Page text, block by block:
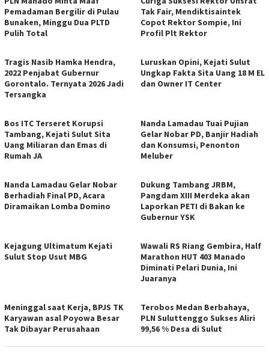
Pemadaman Bergilir di Pulau
Bunaken, Minggu Dua PLTD
Pulih Total
Tak Fair, Mendiktisaintek
Copot Rektor Sompie, Ini
Profil Plt Rektor
Tragis Nasib Hamka Hendra,
2022 Penjabat Gubernur
Gorontalo. Ternyata 2026 Jadi
Tersangka
Luruskan Opini, Kejati Sulut
Ungkap Fakta Sita Uang 18 M EL
dan Owner IT Center
Bos ITC Terseret Korupsi
Tambang, Kejati Sulut Sita
Uang Miliaran dan Emas di
Rumah JA
Nanda Lamadau Tuai Pujian
Gelar Nobar PD, Banjir Hadiah
dan Konsumsi, Penonton
Meluber
Nanda Lamadau Gelar Nobar
Berhadiah Final PD, Acara
Diramaikan Lomba Domino
Dukung Tambang JRBM,
Pangdam XIII Merdeka akan
Laporkan PETI di Bakan ke
Gubernur YSK
Kejagung Ultimatum Kejati
Sulut Stop Usut MBG
Wawali RS Riang Gembira, Half
Marathon HUT 403 Manado
Diminati Pelari Dunia, Ini
Juaranya
Meninggal saat Kerja, BPJS TK
Karyawan asal Poyowa Besar
Tak Dibayar Perusahaan
Terobos Medan Berbahaya,
PLN Suluttenggo Sukses Aliri
99,56 % Desa di Sulut